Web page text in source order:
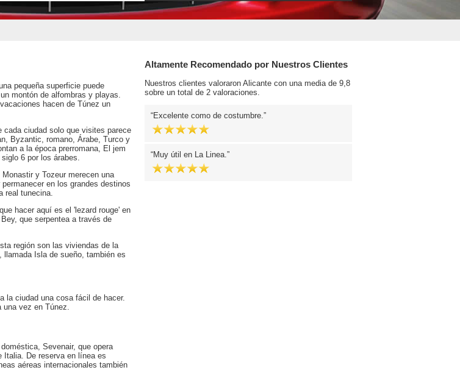
pequeña superficie puede
montón de alfombras y playas.
hacen de Túnez un
ciudad solo que visites parece
Byzantic, romano, Árabe, Turco y
a la época prerromana, El jem
6 por los árabes.
y Tozeur merecen una
en los grandes destinos
tunecina.
hacer aquí es el 'lezard rouge' en
que serpentea a través de
región son las viviendas de la
Isla de sueño, también es
la ciudad una cosa fácil de hacer.
vez en Túnez.
Sevenair, que opera
Italia. De reserva en línea es
aéreas internacionales también
Altamente Recomendado por Nuestros Clientes
Nuestros clientes valoraron Alicante con una media de 9,8
sobre un total de 2 valoraciones.
Excelente como de costumbre.
Muy útil en La Linea.